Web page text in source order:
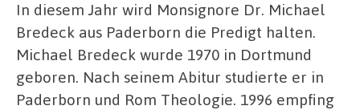
In diesem Jahr wird Monsignore Dr. Michael
Bredeck aus Paderborn die Predigt halten.
Michael Bredeck wurde 1970 in Dortmund
geboren. Nach seinem Abitur studierte er in
Paderborn und Rom Theologie. 1996 empfing